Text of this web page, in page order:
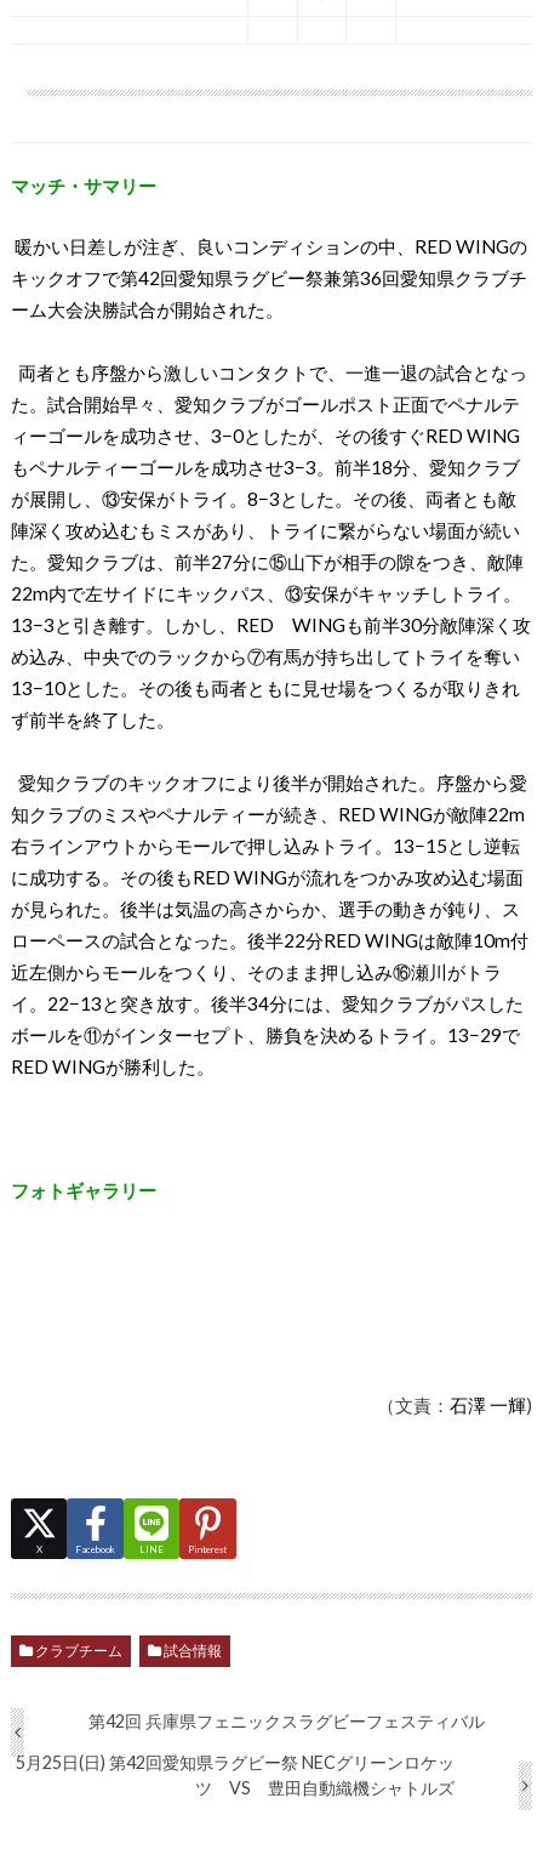
マッチ・サマリー
暖かい日差しが注ぎ、良いコンディションの中、RED WINGの
キックオフで第42回愛知県ラグビー祭兼第36回愛知県クラブチ
ーム大会決勝試合が開始された。
両者とも序盤から激しいコンタクトで、一進一退の試合となっ
た。試合開始早々、愛知クラブがゴールポスト正面でペナルテ
ィーゴールを成功させ、3−0としたが、その後すぐRED WING
もペナルティーゴールを成功させ3−3。前半18分、愛知クラブ
が展開し、⑬安保がトライ。8−3とした。その後、両者とも敵
陣深く攻め込むもミスがあり、トライに繋がらない場面が続い
た。愛知クラブは、前半27分に⑮山下が相手の隙をつき、敵陣
22m内で左サイドにキックパス、⑬安保がキャッチしトライ。
13−3と引き離す。しかし、RED WINGも前半30分敵陣深く攻
め込み、中央でのラックから⑦有馬が持ち出してトライを奪い
13−10とした。その後も両者ともに見せ場をつくるが取りきれ
ず前半を終了した。
愛知クラブのキックオフにより後半が開始された。序盤から愛
知クラブのミスやペナルティーが続き、RED WINGが敵陣22m
右ラインアウトからモールで押し込みトライ。13−15とし逆転
に成功する。その後もRED WINGが流れをつかみ攻め込む場面
が見られた。後半は気温の高さからか、選手の動きが鈍り、ス
ローペースの試合となった。後半22分RED WINGは敵陣10m付
近左側からモールをつくり、そのまま押し込み⑯瀬川がトラ
イ。22−13と突き放す。後半34分には、愛知クラブがパスした
ボールを⑪がインターセプト、勝負を決めるトライ。13−29で
RED WINGが勝利した。
フォトギャラリー
（文責：石澤 一輝)
X Facebook LINE Pinterest
クラブチーム 試合情報
第42回 兵庫県フェニックスラグビーフェスティバル
5月25日(日) 第42回愛知県ラグビー祭 NECグリーンロケッ
ツ VS 豊田自動織機シャトルズ